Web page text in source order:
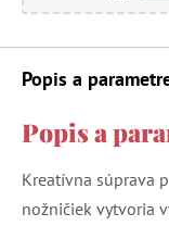
Popis a
Popis a
Kreatívna súprava
nožničiek vytvoria